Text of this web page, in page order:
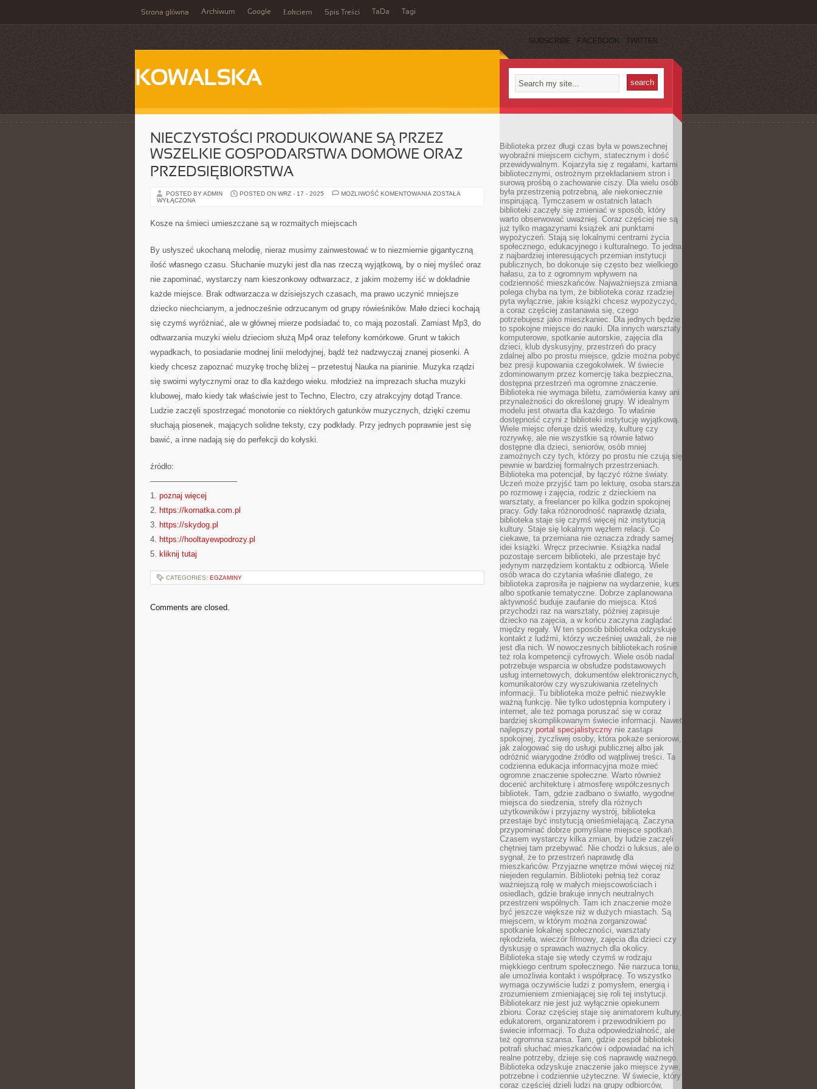
Strona główna Archiwum Google Łokciem Spis Treści TaDa Tagi
SUBSCRIBE FACEBOOK TWITTER
KOWALSKA
NIECZYSTOŚCI PRODUKOWANE SĄ PRZEZ
WSZELKIE GOSPODARSTWA DOMOWE ORAZ
PRZEDSIĘBIORSTWA
POSTED BY ADMIN POSTED ON WRZ - 17 - 2025 MOŻLIWOŚĆ KOMENTOWANIA NIECZYSTOŚCI
PRZEDSIĘBIORSTWA
ZOSTAŁA
WYŁĄCZONA
Kosze na śmieci umieszczane są w rozmaitych miejscach
By usłyszeć ukochaną melodię, nieraz musimy zainwestować w to niezmiernie gigantyczną
ilość własnego czasu. Słuchanie muzyki jest dla nas rzeczą wyjątkową, by o niej myśleć oraz
nie zapominać, wystarczy nam kieszonkowy odtwarzacz, z jakim możemy iść w dokładnie
każde miejsce. Brak odtwarzacza w dzisiejszych czasach, ma prawo uczynić mniejsze
dziecko niechcianym, a jednocześnie odrzucanym od grupy rówieśników. Małe dzieci kochają
się czymś wyróżniać, ale w głównej mierze podsiadać to, co mają pozostali. Zamiast Mp3, do
odtwarzania muzyki wielu dzieciom służą Mp4 oraz telefony komórkowe. Grunt w takich
wypadkach, to posiadanie modnej linii melodyjnej, bądź też nadzwyczaj znanej piosenki. A
kiedy chcesz zapoznać muzykę trochę bliżej – przetestuj Nauka na pianinie. Muzyka rządzi
się swoimi wytycznymi oraz to dla każdego wieku. młodzież na imprezach słucha muzyki
klubowej, mało kiedy tak właściwie jest to Techno, Electro, czy atrakcyjny dotąd Trance.
Ludzie zaczęli spostrzegać monotonie co niektórych gatunków muzycznych, dzięki czemu
słuchają piosenek, mających solidne teksty, czy podkłady. Przy jednych poprawnie jest się
bawić, a inne nadają się do perfekcji do kołyski.
źródło:
———————————
1. poznaj więcej
2. https://kornatka.com.pl
3. https://skydog.pl
4. https://hooltayewpodrozy.pl
5. kliknij tutaj
CATEGORIES: EGZAMINY
Comments are closed.
Biblioteka przez długi czas była w powszechnej
wyobraźni miejscem cichym, statecznym i dość
przewidywalnym. Kojarzyła się z regałami, kartami
bibliotecznymi, ostrożnym przekładaniem stron i
surową prośbą o zachowanie ciszy. Dla wielu osób
była przestrzenią potrzebną, ale niekoniecznie
inspirującą. Tymczasem w ostatnich latach
biblioteki zaczęły się zmieniać w sposób, który
warto obserwować uważniej. Coraz częściej nie są
już tylko magazynami książek ani punktami
wypożyczeń. Stają się lokalnymi centrami życia
społecznego, edukacyjnego i kulturalnego. To jedna
z najbardziej interesujących przemian instytucji
publicznych, bo dokonuje się często bez wielkiego
hałasu, za to z ogromnym wpływem na
codzienność mieszkańców. Najważniejsza zmiana
polega chyba na tym, że biblioteka coraz rzadziej
pyta wyłącznie, jakie książki chcesz wypożyczyć,
a coraz częściej zastanawia się, czego
potrzebujesz jako mieszkaniec. Dla jednych będzie
to spokojne miejsce do nauki. Dla innych warsztaty
komputerowe, spotkanie autorskie, zajęcia dla
dzieci, klub dyskusyjny, przestrzeń do pracy
zdalnej albo po prostu miejsce, gdzie można pobyć
bez presji kupowania czegokolwiek. W świecie
zdominowanym przez komercję taka bezpieczna,
dostępna przestrzeń ma ogromne znaczenie.
Biblioteka nie wymaga biletu, zamówienia kawy ani
przynależności do określonej grupy. W idealnym
modelu jest otwarta dla każdego. To właśnie
dostępność czyni z biblioteki instytucję wyjątkową.
Wiele miejsc oferuje dziś wiedzę, kulturę czy
rozrywkę, ale nie wszystkie są równie łatwo
dostępne dla dzieci, seniorów, osób mniej
zamożnych czy tych, którzy po prostu nie czują się
pewnie w bardziej formalnych przestrzeniach.
Biblioteka ma potencjał, by łączyć różne światy.
Uczeń może przyjść tam po lekturę, osoba starsza
po rozmowę i zajęcia, rodzic z dzieckiem na
warsztaty, a freelancer po kilka godzin spokojnej
pracy. Gdy taka różnorodność naprawdę działa,
biblioteka staje się czymś więcej niż instytucją
kultury. Staje się lokalnym węzłem relacji. Co
ciekawe, ta przemiana nie oznacza zdrady samej
idei książki. Wręcz przeciwnie. Książka nadal
pozostaje sercem biblioteki, ale przestaje być
jedynym narzędziem kontaktu z odbiorcą. Wiele
osób wraca do czytania właśnie dlatego, że
biblioteka zaprosiła je najpierw na wydarzenie, kurs
albo spotkanie tematyczne. Dobrze zaplanowana
aktywność buduje zaufanie do miejsca. Ktoś
przychodzi raz na warsztaty, później zapisuje
dziecko na zajęcia, a w końcu zaczyna zaglądać
między regały. W ten sposób biblioteka odzyskuje
kontakt z ludźmi, którzy wcześniej uważali, że nie
jest dla nich. W nowoczesnych bibliotekach rośnie
też rola kompetencji cyfrowych. Wiele osób nadal
potrzebuje wsparcia w obsłudze podstawowych
usług internetowych, dokumentów elektronicznych,
komunikatorów czy wyszukiwania rzetelnych
informacji. Tu biblioteka może pełnić niezwykle
ważną funkcję. Nie tylko udostępnia komputery i
internet, ale też pomaga poruszać się w coraz
bardziej skomplikowanym świecie informacji. Nawet
najlepszy portal specjalistyczny nie zastąpi
spokojnej, życzliwej osoby, która pokaże seniorowi,
jak zalogować się do usługi publicznej albo jak
odróżnić wiarygodne źródło od wątpliwej treści. Ta
codzienna edukacja informacyjna może mieć
ogromne znaczenie społeczne. Warto również
docenić architekturę i atmosferę współczesnych
bibliotek. Tam, gdzie zadbano o światło, wygodne
miejsca do siedzenia, strefy dla różnych
użytkowników i przyjazny wystrój, biblioteka
przestaje być instytucją onieśmielającą. Zaczyna
przypominać dobrze pomyślane miejsce spotkań.
Czasem wystarczy kilka zmian, by ludzie zaczęli
chętniej tam przebywać. Nie chodzi o luksus, ale o
sygnał, że to przestrzeń naprawdę dla
mieszkańców. Przyjazne wnętrze mówi więcej niż
niejeden regulamin. Biblioteki pełnią też coraz
ważniejszą rolę w małych miejscowościach i
osiedlach, gdzie brakuje innych neutralnych
przestrzeni wspólnych. Tam ich znaczenie może
być jeszcze większe niż w dużych miastach. Są
miejscem, w którym można zorganizować
spotkanie lokalnej społeczności, warsztaty
rękodzieła, wieczór filmowy, zajęcia dla dzieci czy
dyskusję o sprawach ważnych dla okolicy.
Biblioteka staje się wtedy czymś w rodzaju
miękkiego centrum społecznego. Nie narzuca tonu,
ale umożliwia kontakt i współpracę. To wszystko
wymaga oczywiście ludzi z pomysłem, energią i
zrozumieniem zmieniającej się roli tej instytucji.
Bibliotekarz nie jest już wyłącznie opiekunem
zbioru. Coraz częściej staje się animatorem kultury,
edukatorem, organizatorem i przewodnikiem po
świecie informacji. To duża odpowiedzialność, ale
też ogromna szansa. Tam, gdzie zespół biblioteki
potrafi słuchać mieszkańców i odpowiadać na ich
realne potrzeby, dzieje się coś naprawdę ważnego.
Biblioteka odzyskuje znaczenie jako miejsce żywe,
potrzebne i codziennie użyteczne. W świecie, który
coraz częściej dzieli ludzi na grupy odbiorców,